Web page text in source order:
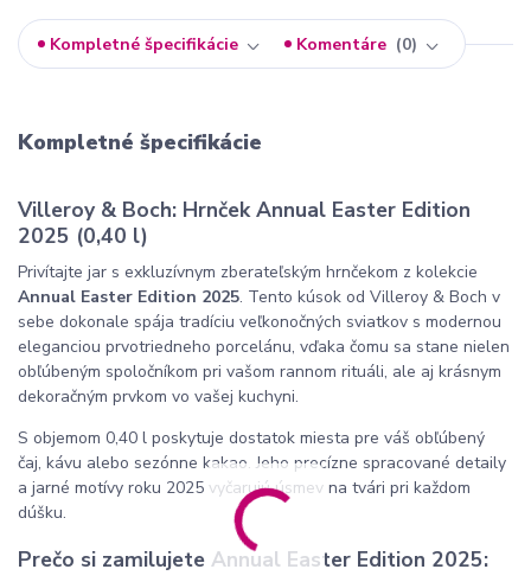
Kompletné špecifikácie Komentáre 0
Kompletné špecifikácie
Villeroy & Boch: Hrnček Annual Easter Edition
2025 (0,40 l)
Privítajte jar s exkluzívnym zberateľským hrnčekom z kolekcie
Annual Easter Edition 2025. Tento kúsok od Villeroy & Boch v
sebe dokonale spája tradíciu veľkonočných sviatkov s modernou
eleganciou prvotriedneho porcelánu, vďaka čomu sa stane nielen
obľúbeným spoločníkom pri vašom rannom rituáli, ale aj krásnym
dekoračným prvkom vo vašej kuchyni.
S objemom 0,40 l poskytuje dostatok miesta pre váš obľúbený
čaj, kávu alebo sezónne kakao. Jeho precízne spracované detaily
a jarné motívy roku 2025 vyčarujú úsmev na tvári pri každom
dúšku.
Prečo si zamilujete Annual Easter Edition 2025: